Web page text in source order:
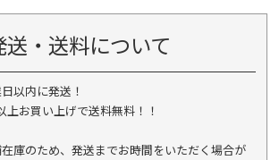
送・送料について
以内に発送！
上お買い上げで送料無料！！
庫のため、発送までお時間をいただく場合が